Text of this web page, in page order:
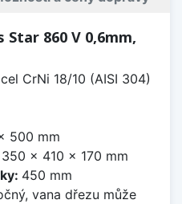
Star 860 V 0,6mm,
CrNi 18/10 (AISI 304)
500 mm
350 x 410 x 170 mm
450 mm
vana dřezu může